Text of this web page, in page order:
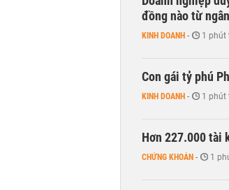
đồng nào từ
KINH DOANH - 1 phút
Con gái tỷ phú
KINH DOANH - 1 phút
Hơn 227.000 tài
CHỨNG KHOÁN - 1